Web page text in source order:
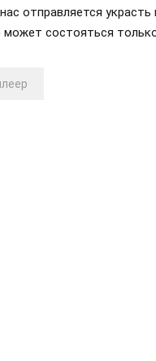
отправляется
состояться